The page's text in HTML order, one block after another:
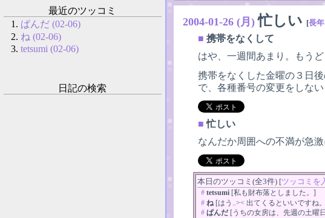
2004-01-26 (月) 忙しい [長
■ 携帯をなくして
はや、一週間あまり。もう
携帯をなくした金曜の３日
で、各種番号の変更をしな
■ 忙しい
なんだか周囲への不満が急
本日のツッコミ(全3件) [ツッコミを
# tetsumi [私も財布落としました。]
# ね[はう..>< 出てくるといいですね
# ぱんだ[うちの女房は、先週の土曜
最近のツッコミ
ぱんだ (02-06)
ね (02-06)
tetsumi (02-06)
日記の検索